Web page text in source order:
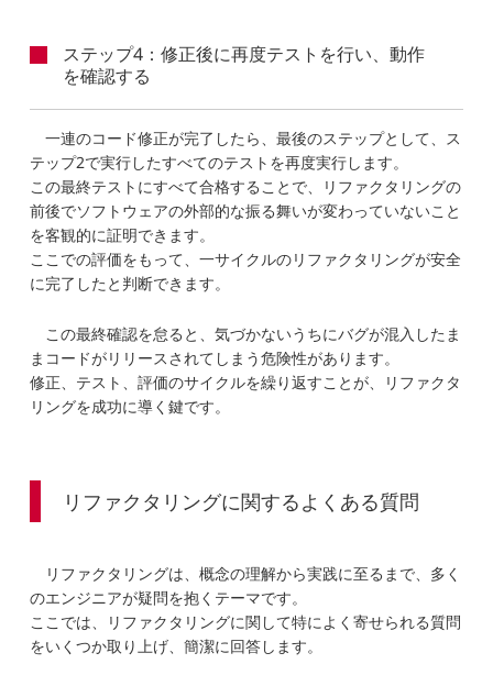
ステップ4：修正後に再度テストを行い、動作
を確認する
一連のコード修正が完了したら、最後のステップとして、ス
テップ2で実行したすべてのテストを再度実行します。
この最終テストにすべて合格することで、リファクタリングの
前後でソフトウェアの外部的な振る舞いが変わっていないこと
を客観的に証明できます。
ここでの評価をもって、一サイクルのリファクタリングが安全
に完了したと判断できます。
この最終確認を怠ると、気づかないうちにバグが混入したま
まコードがリリースされてしまう危険性があります。
修正、テスト、評価のサイクルを繰り返すことが、リファクタ
リングを成功に導く鍵です。
リファクタリングに関するよくある質問
リファクタリングは、概念の理解から実践に至るまで、多く
のエンジニアが疑問を抱くテーマです。
ここでは、リファクタリングに関して特によく寄せられる質問
をいくつか取り上げ、簡潔に回答します。